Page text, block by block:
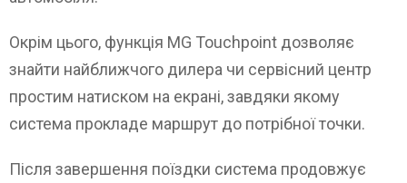
Окрім цього, функція MG Touchpoint дозволяє
знайти найближчого дилера чи сервісний центр
простим натиском на екрані, завдяки якому
система прокладе маршрут до потрібної точки.
Після завершення поїздки система продовжує